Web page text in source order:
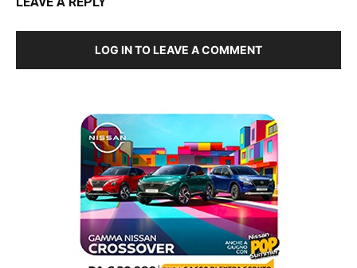
LOG IN TO LEAVE A COMMENT